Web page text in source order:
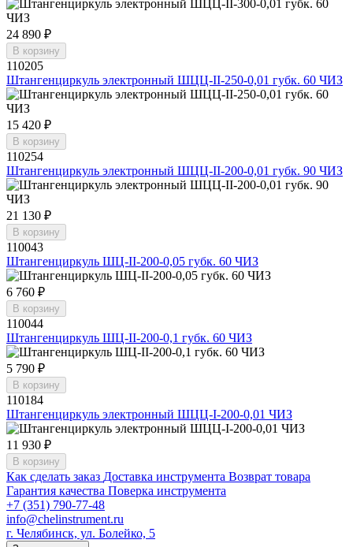
24 890 ₽
В корзину
110205
Штангенциркуль электронный ШЦЦ-II-250-0,01 губк. 60 ЧИЗ
15 420 ₽
В корзину
110254
Штангенциркуль электронный ШЦЦ-II-200-0,01 губк. 90 ЧИЗ
21 130 ₽
В корзину
110043
Штангенциркуль ШЦ-II-200-0,05 губк. 60 ЧИЗ
6 760 ₽
В корзину
110044
Штангенциркуль ШЦ-II-200-0,1 губк. 60 ЧИЗ
5 790 ₽
В корзину
110184
Штангенциркуль электронный ШЦЦ-I-200-0,01 ЧИЗ
11 930 ₽
В корзину
Как сделать заказ Доставка инструмента Возврат товара
Гарантия качества Поверка инструмента
+7 (351) 790-77-48
info@chelinstrument.ru
г. Челябинск, ул. Болейко, 5